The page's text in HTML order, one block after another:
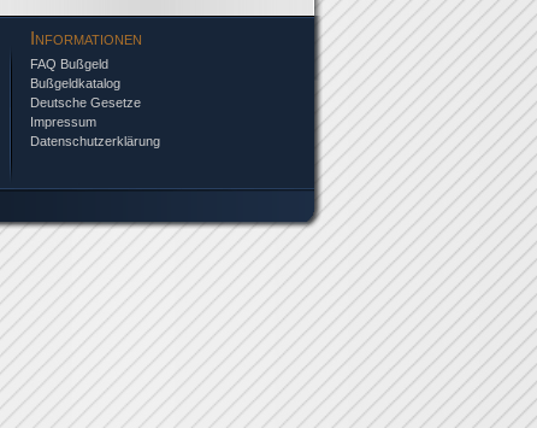
Informationen
FAQ Bußgeld
Bußgeldkatalog
Deutsche Gesetze
Impressum
Datenschutzerklärung